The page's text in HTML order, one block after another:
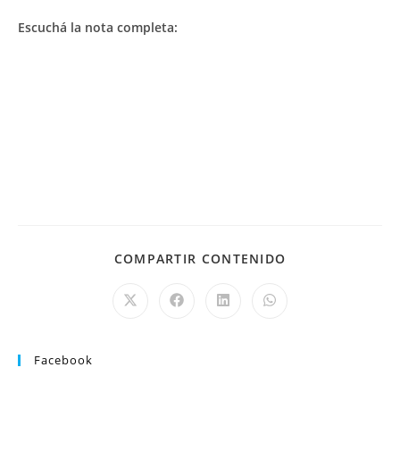
Escuchá la nota completa:
COMPARTIR CONTENIDO
Facebook